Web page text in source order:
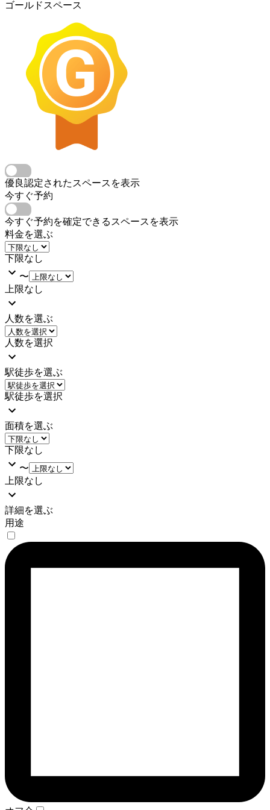
ゴールドスペース
優良認定されたスペースを表示
今すぐ予約
今すぐ予約を確定できるスペースを表示
料金を選ぶ
下限なし
〜
上限なし
人数を選ぶ
人数を選択
駅徒歩を選ぶ
駅徒歩を選択
面積を選ぶ
下限なし
〜
上限なし
詳細を選ぶ
用途